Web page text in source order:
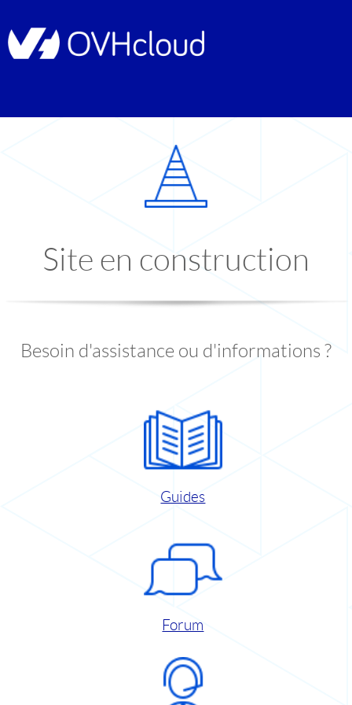
Site en construction
Besoin d'assistance ou d'informations ?
Guides
Forum